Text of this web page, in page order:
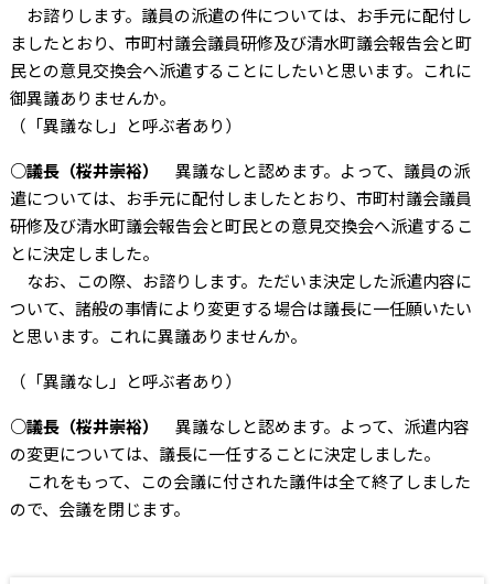
お諮りします。議員の派遣の件については、お手元に配付し
ましたとおり、市町村議会議員研修及び清水町議会報告会と町
民との意見交換会へ派遣することにしたいと思います。これに
御異議ありませんか。
（「異議なし」と呼ぶ者あり）
○議長（桜井崇裕）
異議なしと認めます。よって、議員の派
遣については、お手元に配付しましたとおり、市町村議会議員
研修及び清水町議会報告会と町民との意見交換会へ派遣するこ
とに決定しました。
なお、この際、お諮りします。ただいま決定した派遣内容に
ついて、諸般の事情により変更する場合は議長に一任願いたい
と思います。これに異議ありませんか。
（「異議なし」と呼ぶ者あり）
○議長（桜井崇裕）
異議なしと認めます。よって、派遣内容
の変更については、議長に一任することに決定しました。
これをもって、この会議に付された議件は全て終了しました
ので、会議を閉じます。